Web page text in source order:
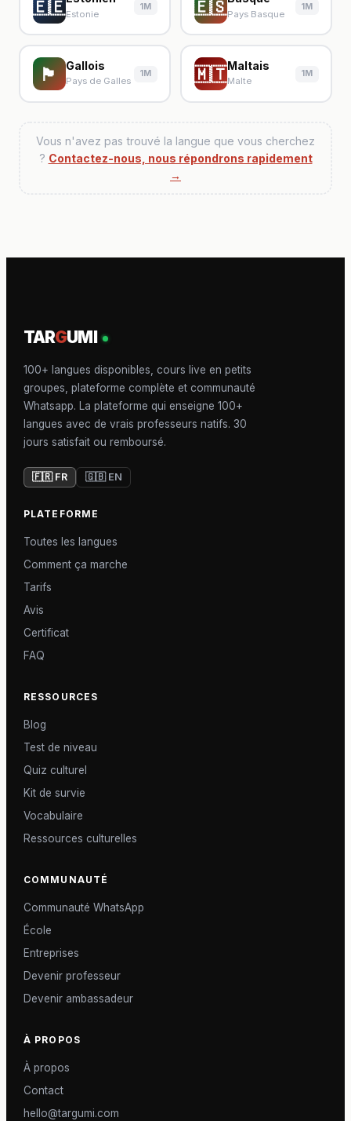
🇪🇪Estonie
1M 🇪🇸Pays Basque
1M
🏴󠁧󠁢󠁷󠁬󠁳󠁿 Gallois
Pays de Galles
1M 🇲🇹Maltais
Malte
1M
Vous n'avez pas trouvé la langue que vous cherchez
? Contactez-nous, nous répondrons rapidement
→
TARGUMI
100+ langues disponibles, cours live en petits
groupes, plateforme complète et communauté
Whatsapp. La plateforme qui enseigne 100+
langues avec de vrais professeurs natifs. 30
jours satisfait ou remboursé.
🇫🇷 FR 🇬🇧 EN
PLATEFORME
Toutes les langues
Comment ça marche
Tarifs
Avis
Certificat
FAQ
RESSOURCES
Blog
Test de niveau
Quiz culturel
Kit de survie
Vocabulaire
Ressources culturelles
COMMUNAUTÉ
Communauté WhatsApp
École
Entreprises
Devenir professeur
Devenir ambassadeur
À PROPOS
À propos
Contact
hello@targumi.com